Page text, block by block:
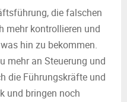
die falschen
mehr kontrollieren und
hin zu bekommen.
mehr an Steuerung und
die Führungskräfte und
und bringen noch